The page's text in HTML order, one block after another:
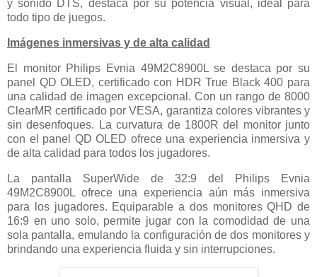
y sonido DTS, destaca por su potencia visual, ideal para
todo tipo de juegos.
Imágenes inmersivas y de alta calidad
El monitor Philips Evnia 49M2C8900L se destaca por su
panel QD OLED, certificado con HDR True Black 400 para
una calidad de imagen excepcional. Con un rango de 8000
ClearMR certificado por VESA, garantiza colores vibrantes y
sin desenfoques. La curvatura de 1800R del monitor junto
con el panel QD OLED ofrece una experiencia inmersiva y
de alta calidad para todos los jugadores.
La pantalla SuperWide de 32:9 del Philips Evnia
49M2C8900L ofrece una experiencia aún más inmersiva
para los jugadores. Equiparable a dos monitores QHD de
16:9 en uno solo, permite jugar con la comodidad de una
sola pantalla, emulando la configuración de dos monitores y
brindando una experiencia fluida y sin interrupciones.